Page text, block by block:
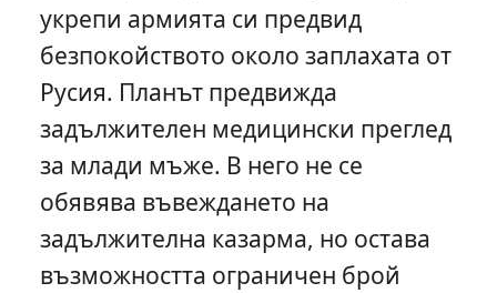
укрепи армията си предвид
безпокойството около заплахата от
Русия. Планът предвижда
задължителен медицински преглед
за млади мъже. В него не се
обявява въвеждането на
задължителна казарма, но остава
възможността ограничен брой